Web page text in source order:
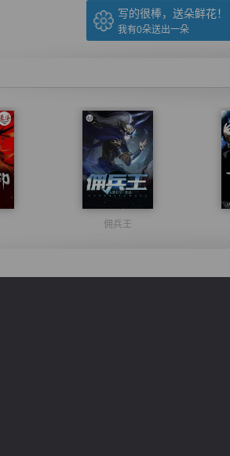
写的很棒，送朵鲜花！
我有0朵送出一朵
佣兵王